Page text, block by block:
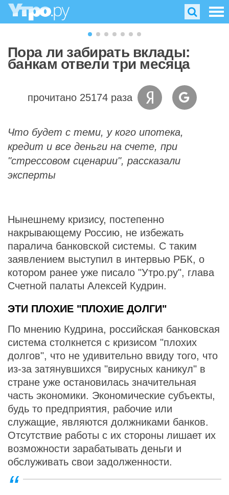
Пора ли забирать вклады:
банкам отвели три месяца
прочитано 25174 раза
Что будет с теми, у кого ипотека,
кредит и все деньги на счете, при
"стрессовом сценарии", рассказали
эксперты
Нынешнему кризису, постепенно
накрывающему Россию, не избежать
паралича банковской системы. С таким
заявлением выступил в интервью РБК, о
котором ранее уже писало "Утро.ру", глава
Счетной палаты Алексей Кудрин.
ЭТИ ПЛОХИЕ "ПЛОХИЕ ДОЛГИ"
По мнению Кудрина, российская банковская
система столкнется с кризисом "плохих
долгов", что не удивительно ввиду того, что
из-за затянувшихся "вирусных каникул" в
стране уже остановилась значительная
часть экономики. Экономические субъекты,
будь то предприятия, рабочие или
служащие, являются должниками банков.
Отсутствие работы с их стороны лишает их
возможности зарабатывать деньги и
обслуживать свои задолженности.